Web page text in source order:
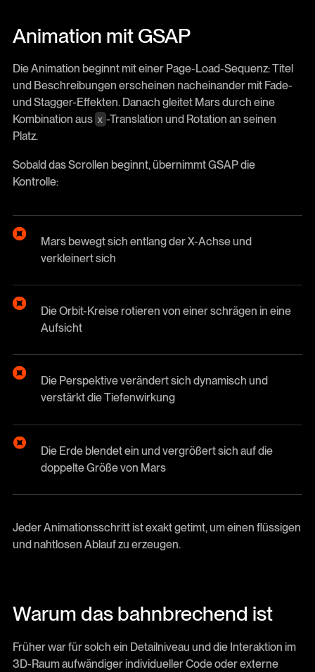
Animation mit GSAP
Die Animation beginnt mit einer Page-Load-Sequenz: Titel
und Beschreibungen erscheinen nacheinander mit Fade-
und Stagger-Effekten. Danach gleitet Mars durch eine
Kombination aus x -Translation und Rotation an seinen
Platz.
Sobald das Scrollen beginnt, übernimmt GSAP die
Kontrolle:
Mars bewegt sich entlang der X-Achse und
verkleinert sich
Die Orbit-Kreise rotieren von einer schrägen in eine
Aufsicht
Die Perspektive verändert sich dynamisch und
verstärkt die Tiefenwirkung
Die Erde blendet ein und vergrößert sich auf die
doppelte Größe von Mars
Jeder Animationsschritt ist exakt getimt, um einen flüssigen
und nahtlosen Ablauf zu erzeugen.
Warum das bahnbrechend ist
Früher war für solch ein Detailniveau und die Interaktion im
3D-Raum aufwändiger individueller Code oder externe